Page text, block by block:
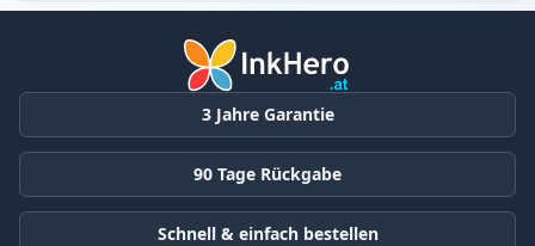
3 Jahre Garantie
90 Tage Rückgabe
Schnell & einfach bestellen